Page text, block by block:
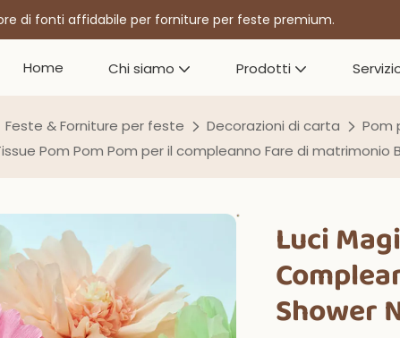
di fonti affidabile per forniture per feste premium.
Home Chi siamo Prodotti
Feste & Forniture per feste Decorazioni di carta
Pom
Pom Pom Pom per il compleanno Fare di matrimonio
Luci
Shower